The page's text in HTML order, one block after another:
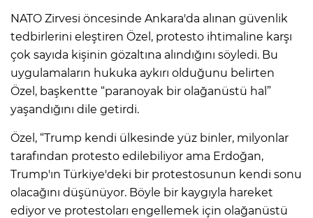
NATO Zirvesi öncesinde Ankara'da alınan güvenlik
tedbirlerini eleştiren Özel, protesto ihtimaline karşı
çok sayıda kişinin gözaltına alındığını söyledi. Bu
uygulamaların hukuka aykırı olduğunu belirten
Özel, başkentte “paranoyak bir olağanüstü hal”
yaşandığını dile getirdi.
Özel, “Trump kendi ülkesinde yüz binler, milyonlar
tarafından protesto edilebiliyor ama Erdoğan,
Trump'ın Türkiye'deki bir protestosunun kendi sonu
olacağını düşünüyor. Böyle bir kaygıyla hareket
ediyor ve protestoları engellemek için olağanüstü